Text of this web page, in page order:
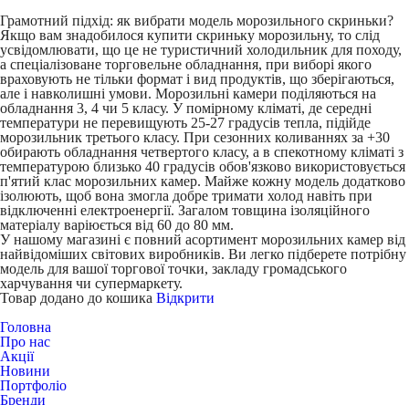
Грамотний підхід: як вибрати модель морозильного скриньки?
Якщо вам знадобилося купити скриньку морозильну, то слід
усвідомлювати, що це не туристичний холодильник для походу,
а спеціалізоване торговельне обладнання, при виборі якого
враховують не тільки формат і вид продуктів, що зберігаються,
але і навколишні умови. Морозильні камери поділяються на
обладнання 3, 4 чи 5 класу. У помірному кліматі, де середні
температури не перевищують 25-27 градусів тепла, підійде
морозильник третього класу. При сезонних коливаннях за +30
обирають обладнання четвертого класу, а в спекотному кліматі з
температурою близько 40 градусів обов'язково використовується
п'ятий клас морозильних камер. Майже кожну модель додатково
ізолюють, щоб вона змогла добре тримати холод навіть при
відключенні електроенергії. Загалом товщина ізоляційного
матеріалу варіюється від 60 до 80 мм.
У нашому магазині є повний асортимент морозильних камер від
найвідоміших світових виробників. Ви легко підберете потрібну
модель для вашої торгової точки, закладу громадського
харчування чи супермаркету.
Товар додано до кошика Відкрити
Головна
Про нас
Акції
Новини
Портфоліо
Бренди